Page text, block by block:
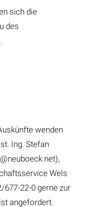
sich die
des
wenden
Ing. Stefan
Wels
677-22-0 gerne zur
angefordert.